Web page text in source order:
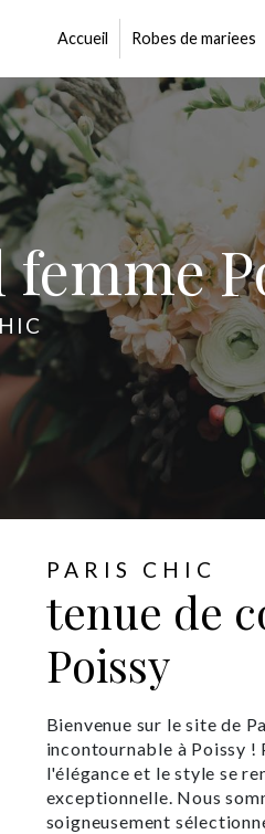
Accueil Robes de mariees
PARIS CHIC
tenue de
Poissy
Bienvenue sur le site de
incontournable à Poissy !
l'élégance et le style se
exceptionnelle. Nous
soigneusement